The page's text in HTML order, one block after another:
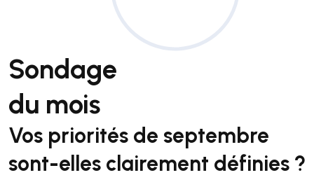
Sondage
du mois
Vos priorités de septembre
sont-elles clairement définies ?